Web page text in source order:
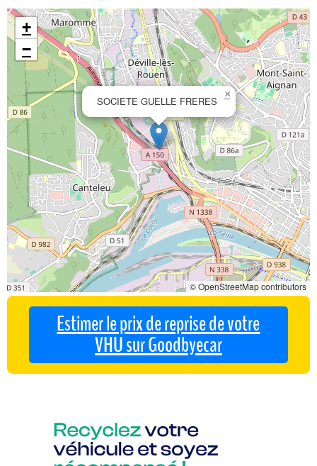
SOCIETE GUELLE FRERES
×
+
−
© OpenStreetMap contributors
Estimer le prix de reprise de votre
VHU sur Goodbyecar